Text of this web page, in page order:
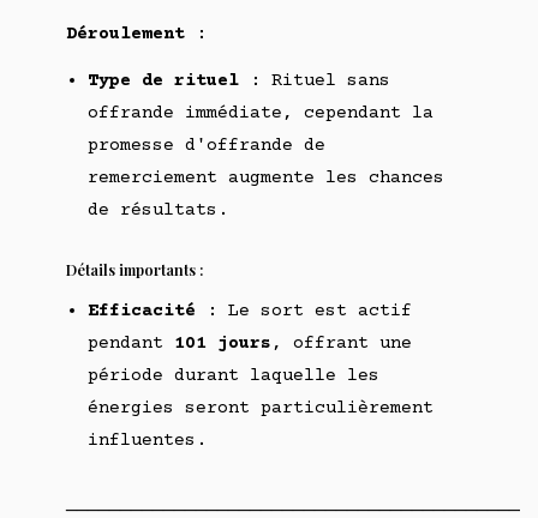
Déroulement :
Type de rituel : Rituel sans
offrande immédiate, cependant la
promesse d'offrande de
remerciement augmente les chances
de résultats.
Détails importants :
Efficacité : Le sort est actif
pendant 101 jours , offrant une
période durant laquelle les
énergies seront particulièrement
influentes.